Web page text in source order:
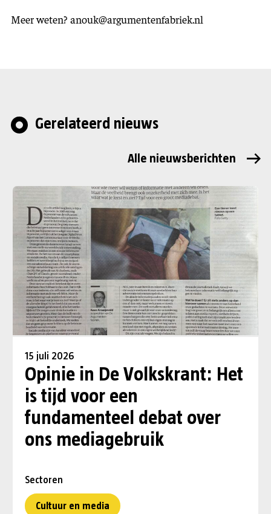
Meer weten? anouk@argumentenfabriek.nl
Gerelateerd nieuws
Alle nieuwsberichten
15 juli 2026
Opinie in De Volkskrant: Het
is tijd voor een
fundamenteel debat over
ons mediagebruik
Sectoren
Cultuur en media